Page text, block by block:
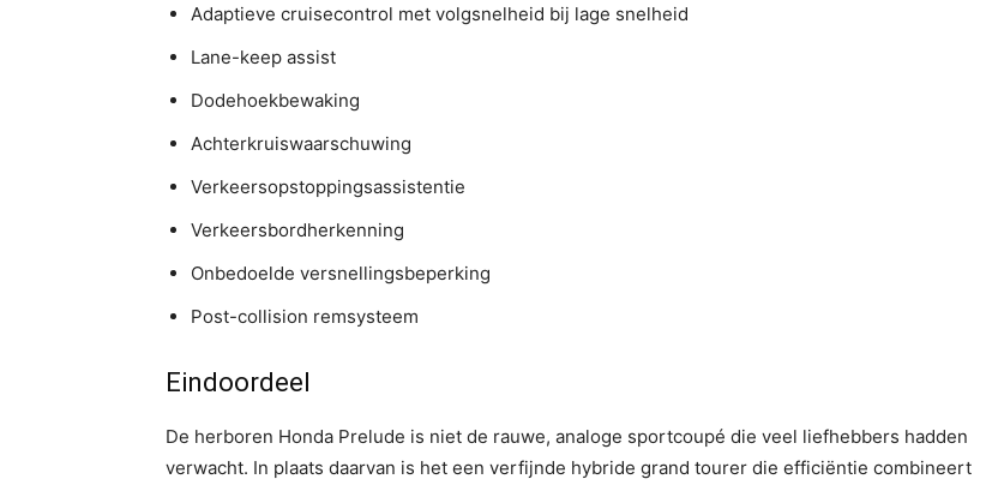
Adaptieve cruisecontrol met volgsnelheid bij lage snelheid
Lane-keep assist
Dodehoekbewaking
Achterkruiswaarschuwing
Verkeersopstoppingsassistentie
Verkeersbordherkenning
Onbedoelde versnellingsbeperking
Post-collision remsysteem
Eindoordeel
De herboren Honda Prelude is niet de rauwe, analoge sportcoupé die veel liefhebbers hadden
verwacht. In plaats daarvan is het een verfijnde hybride grand tourer die efficiëntie combineert